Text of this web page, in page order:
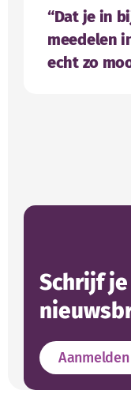
“Dat je in
meedelen
echt zo
Schrijf
Aanmelden